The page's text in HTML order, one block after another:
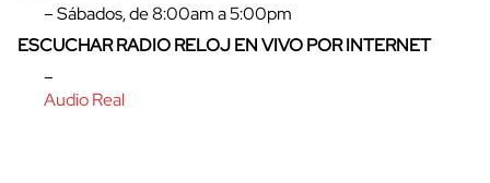
cerrar
– Sábados, de 8:00am a 5:00pm
ESCUCHAR RADIO RELOJ EN VIVO POR INTERNET
–
Audio Real